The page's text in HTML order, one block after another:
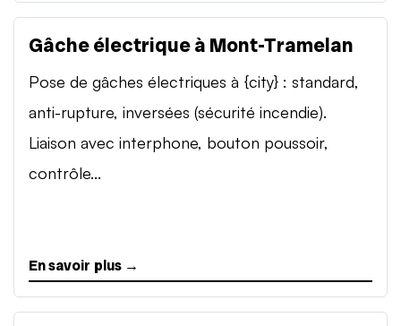
Gâche électrique à Mont-Tramelan
Pose de gâches électriques à {city} : standard,
anti-rupture, inversées (sécurité incendie).
Liaison avec interphone, bouton poussoir,
contrôle...
En savoir plus →